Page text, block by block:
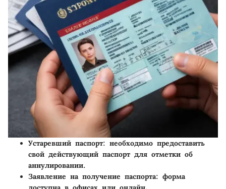
Устаревший паспорт: необходимо предоставить
свой действующий паспорт для отметки об
аннулировании.
Заявление на получение паспорта: форма